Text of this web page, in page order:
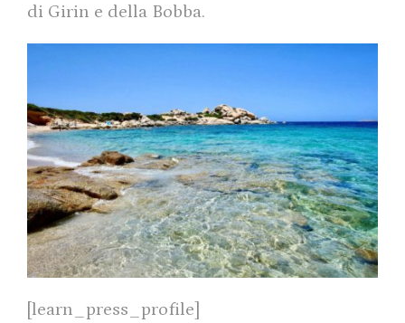
di Girin e della Bobba.
[learn_press_profile]